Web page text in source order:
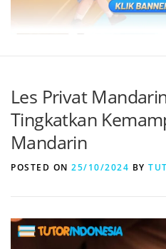
Les Privat
Tingkatkan
Mandarin
POSTED ON 25/10/2024 BY